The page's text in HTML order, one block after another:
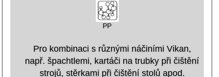
PP
Pro kombinaci s různými náčiními Vikan,
např. špachtlemi, kartáči na trubky při čištění
strojů, stěrkami při čištění stolů apod.